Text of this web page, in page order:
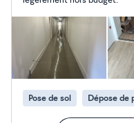
Pose de sol Dépose de